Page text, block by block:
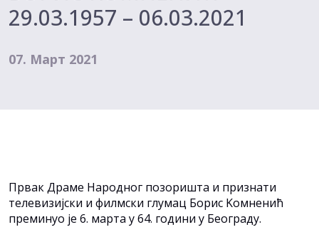
29.03.1957 – 06.03.2021
07. Март 2021
Првак Драме Народног позоришта и признати
телевизијски и филмски глумац Борис Kомненић
преминуо је 6. марта у 64. години у Београду.